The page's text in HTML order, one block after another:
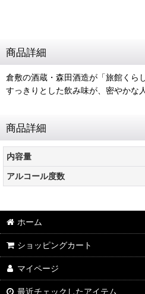
商品詳細
倉敷の酒蔵・森田酒造が「旅館くら
すっきりとした飲み味が、密やかな人
商品詳細
内容量
アルコール度数
ホーム
ショッピングカート
マイページ
最近チェックしたアイテム